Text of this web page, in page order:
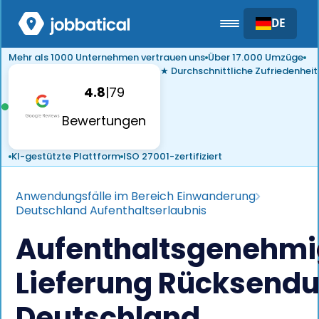
DE
Mehr als 1000 Unternehmen vertrauen uns Über 17.000 Umzüge
4.8|79
Bewertungen
★ Durchschnittliche Zufriedenheit
KI-gestützte Plattform ISO 27001-zertifiziert
Anwendungsfälle im Bereich Einwanderung
Deutschland Aufenthaltserlaubnis
Lieferung